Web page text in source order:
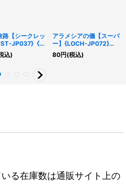
路【シークレッ
JP037}《魔
込)
アラメシアの儀【スーパ
ー】{LOCH-JP072}
《魔法》
80円(税込)
る在庫数は通販サイト上の